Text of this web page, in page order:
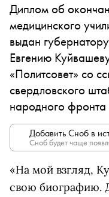
Диплом об
медицинского
выдан
Евгению
«Политсовет» со
свердловского
народного
Добавить Сноб в
Сноб будет чаще
«На мой взгляд,
свою биографию.